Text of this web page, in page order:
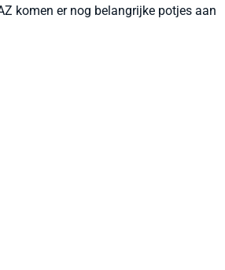
komen er nog belangrijke potjes aan